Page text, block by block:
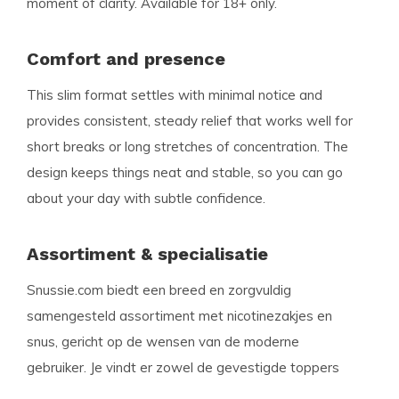
Comfort and presence
This slim format settles with minimal notice and
provides consistent, steady relief that works well for
short breaks or long stretches of concentration. The
design keeps things neat and stable, so you can go
about your day with subtle confidence.
Assortiment & specialisatie
Snussie.com biedt een breed en zorgvuldig
samengesteld assortiment met nicotinezakjes en
snus, gericht op de wensen van de moderne
gebruiker. Je vindt er zowel de gevestigde toppers